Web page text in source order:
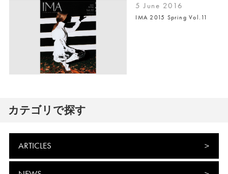
5 June 2016
IMA 2015 Spring Vol.11
カテゴリで探す
ARTICLES